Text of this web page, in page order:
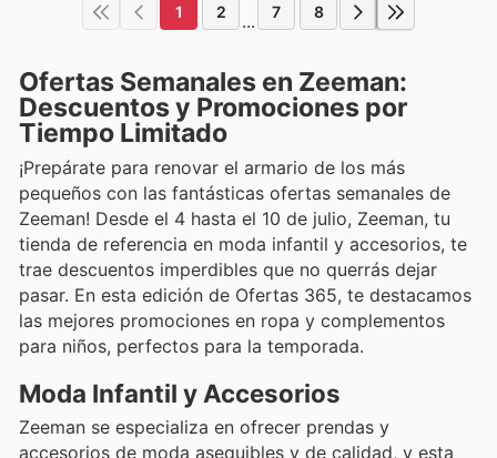
1 2 ... 7 8
Ofertas Semanales en Zeeman:
Descuentos y Promociones por
Tiempo Limitado
¡Prepárate para renovar el armario de los más
pequeños con las fantásticas ofertas semanales de
Zeeman! Desde el 4 hasta el 10 de julio, Zeeman, tu
tienda de referencia en moda infantil y accesorios, te
trae descuentos imperdibles que no querrás dejar
pasar. En esta edición de Ofertas 365, te destacamos
las mejores promociones en ropa y complementos
para niños, perfectos para la temporada.
Moda Infantil y Accesorios
Zeeman se especializa en ofrecer prendas y
accesorios de moda asequibles y de calidad, y esta